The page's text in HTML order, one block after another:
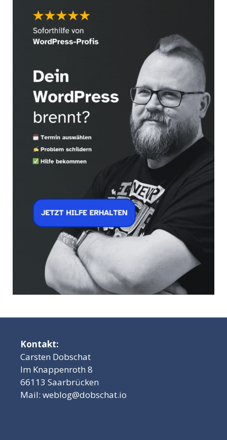
Kontakt:
Carsten Dobschat
Im Knappenroth 8
66113 Saarbrücken
Mail: weblog@dobschat.io